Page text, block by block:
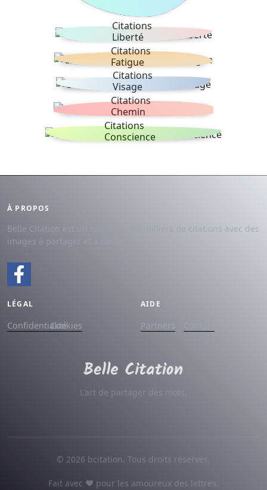
Citations
Liberté
Citations
Fatigue
Citations
Visage
Citations
Chemin
Citations
Conscience
À PROPOS
Belle Citation est un site avec des milliers de citations avec des
images à partager et à dédier.
LÉGAL
ConfidentialitéCookies
AIDE
Partners
L'art de partager des mots.
© 2026 bcitation. Tous droits réservés.
Fait avec ♥ pour les amoureux des lettres.